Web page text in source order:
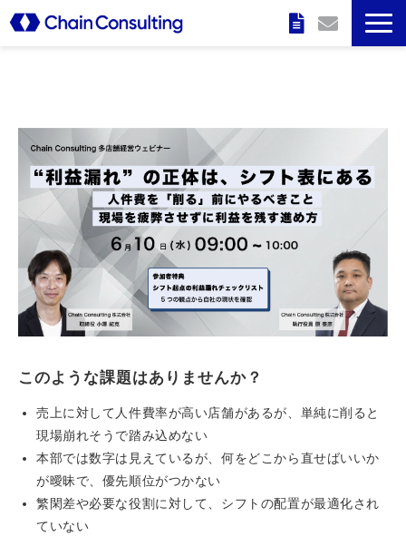
サービス
セミナー情報
このような課題はありませんか？
売上に対して人件費率が高い店舗があるが、単純に削ると
現場崩れそうで踏み込めない
本部では数字は見えているが、何をどこから直せばいいか
が曖昧で、優先順位がつかない
繁閑差や必要な役割に対して、シフトの配置が最適化され
ていない